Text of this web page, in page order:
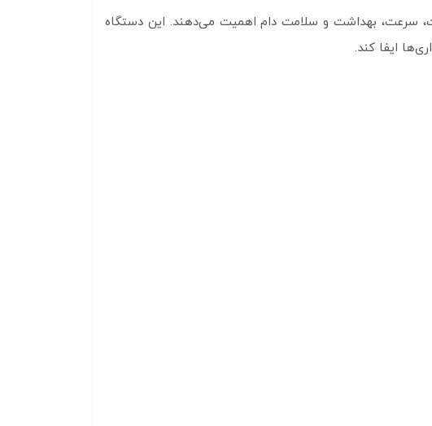
سرعت، بهداشت و سلامت دام اهمیت می‌دهند. این دستگاه
ایفا کند.